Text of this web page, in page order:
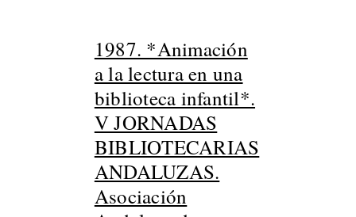
1987. *Animación
a la lectura en una
biblioteca infantil*.
V JORNADAS
BIBLIOTECARIAS
ANDALUZAS.
Asociación